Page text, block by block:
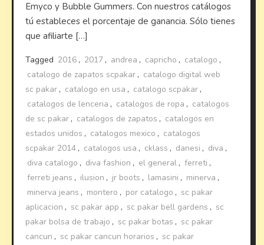
Emyco y Bubble Gummers. Con nuestros catálogos
tú estableces el porcentaje de ganancia. Sólo tienes
que afiliarte […]
Tagged 2016 , 2017 , andrea , capricho , catalogo ,
catalogo de zapatos scpakar , catalogo digital web
sc pakar , catalogo en usa , catalogo scpakar ,
catalogos de lenceria , catalogos de ropa , catalogos
de sc pakar , catalogos de zapatos , catalogos en
estados unidos , catalogos mexico , catalogos
scpakar 2014 , catalogos usa , cklass , danesi , diva ,
diva catalogo , diva fashion , el general , ferreti ,
ferreti jeans , ilusion , jr boots , lamasini , minerva ,
minerva jeans , montero , por catalogo , sc pakar
aplicacion , sc pakar app , sc pakar bell gardens , sc
pakar bolsa de trabajo , sc pakar botas , sc pakar
cancun , sc pakar cancun horarios , sc pakar